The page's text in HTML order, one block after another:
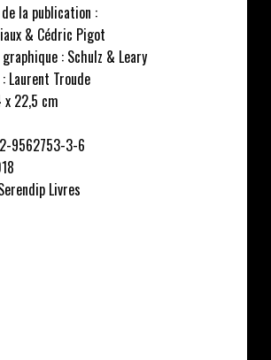
la publication :
& Cédric Pigot
: Schulz & Leary
Laurent Troude
x 22,5 cm
9562753-3-6
Livres